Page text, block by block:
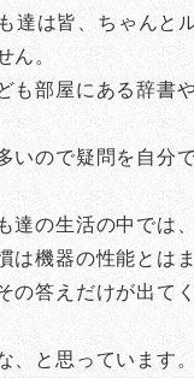
は皆、ちゃんと
ん。
部屋にある辞書
ので疑問を自分
の生活の中では
機器の性能とは
答えだけが出て
と思っています。